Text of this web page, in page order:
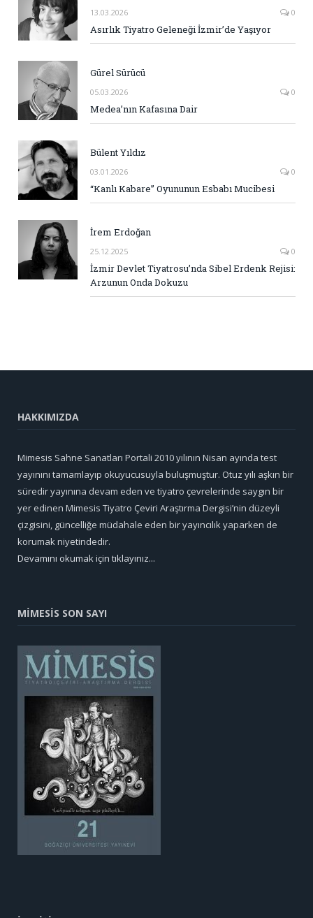
13.03.2026 0
Asırlık Tiyatro Geleneği İzmir’de Yaşıyor
Gürel Sürücü
05.03.2026 0
Medea’nın Kafasına Dair
Bülent Yıldız
03.01.2026 0
“Kanlı Kabare” Oyununun Esbabı Mucibesi
İrem Erdoğan
25.12.2025 0
İzmir Devlet Tiyatrosu’nda Sibel Erdenk Rejisi:
Arzunun Onda Dokuzu
HAKKIMIZDA
Mimesis Sahne Sanatları Portali 2010 yılının Nisan ayında test
yayınını tamamlayıp okuyucusuyla buluşmuştur. Otuz yılı aşkın bir
süredir yayınına devam eden ve tiyatro çevrelerinde saygın bir
yer edinen Mimesis Tiyatro Çeviri Araştırma Dergisi’nin düzeyli
çizgisini, güncelliğe müdahale eden bir yayıncılık yaparken de
korumak niyetindedir.
Devamını okumak için tıklayınız...
MİMESİS SON SAYI